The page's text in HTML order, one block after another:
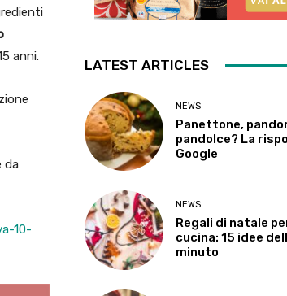
anni.
da
10-
LATEST ARTICLES
NEWS
Panettone,
pandolce? La
Google
NEWS
Regali di natale
cucina: 15 idee
minuto